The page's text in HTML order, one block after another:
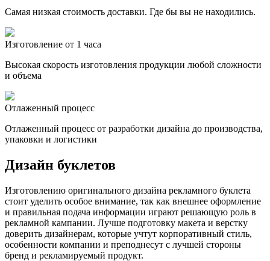
Самая низкая стоимость доставки. Где бы вы не находились.
Изготовление от 1 часа
Высокая скорость изготовления продукции любой сложности
и объема
Отлаженный процесс
Отлаженный процесс от разработки дизайна до производства,
упаковки и логистики
Дизайн буклетов
Изготовлению оригинального дизайна рекламного буклета
стоит уделить особое внимание, так как внешнее оформление
и правильная подача информации играют решающую роль в
рекламной кампании. Лучше подготовку макета и верстку
доверить дизайнерам, которые учтут корпоративный стиль,
особенности компании и преподнесут с лучшей стороны
бренд и рекламируемый продукт.